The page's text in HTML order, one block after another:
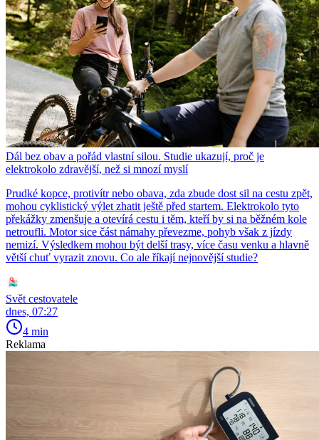
Dál bez obav a pořád vlastní silou. Studie ukazují, proč je
elektrokolo zdravější, než si mnozí myslí
Prudké kopce, protivítr nebo obava, zda zbude dost sil na cestu zpět,
mohou cyklistický výlet zhatit ještě před startem. Elektrokolo tyto
překážky zmenšuje a otevírá cestu i těm, kteří by si na běžném kole
netroufli. Motor sice část námahy převezme, pohyb však z jízdy
nemizí. Výsledkem mohou být delší trasy, více času venku a hlavně
větší chuť vyrazit znovu. Co ale říkají nejnovější studie?
Svět cestovatele
dnes, 07:27
4 min
Reklama